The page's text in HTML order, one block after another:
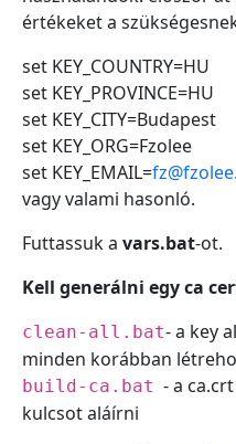
értékeket a
set KEY_COUNTRY=HU
set KEY_PROVINCE=HU
set KEY_CITY=Budapest
set KEY_ORG=Fzolee
set KEY_EMAIL=
vagy valami hasonló.
Futtassuk a vars.bat-ot.
Kell generálni egy ca
clean-all.bat- a key
minden korábban
build-ca.bat - a
kulcsot aláírni